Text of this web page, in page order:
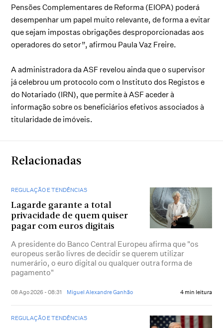
Pensões Complementares de Reforma (EIOPA) poderá
desempenhar um papel muito relevante, de forma a evitar
que sejam impostas obrigações desproporcionadas aos
operadores do setor”, afirmou Paula Vaz Freire.
A administradora da ASF revelou ainda que o supervisor
já celebrou um protocolo com o Instituto dos Registos e
do Notariado (IRN), que permite à ASF aceder à
informação sobre os beneficiários efetivos associados à
titularidade de imóveis.
Relacionadas
REGULAÇÃO E TENDÊNCIAS
Lagarde garante a total
privacidade de quem quiser
pagar com euros digitais
A presidente do Banco Central Europeu afirma que "os
europeus serão livres de decidir se querem utilizar
numerário, o euro digital ou qualquer outra forma de
pagamento"
08 Ago 2026 - 08:31 Miguel Alexandre Ganhão 4 min leitura
REGULAÇÃO E TENDÊNCIAS